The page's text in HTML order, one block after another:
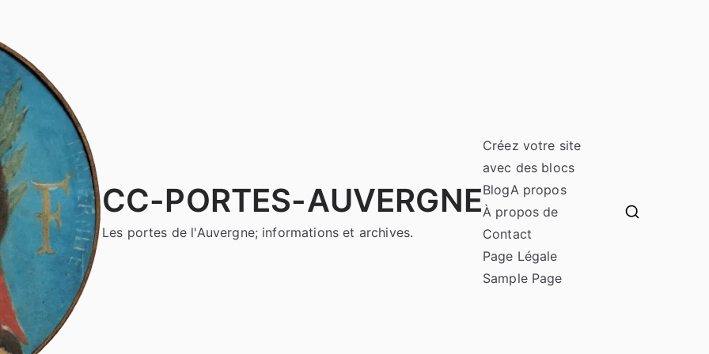
CC-PORTES-AUVERGNE
Les portes de l'Auvergne; informations et archives.
Créez votre site
avec des blocs
BlogA propos
À propos de
Contact
Page Légale
Sample Page